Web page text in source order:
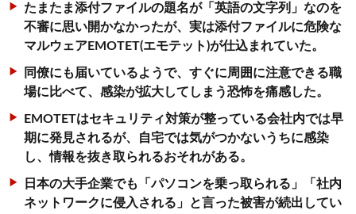
たまたま添付ファイルの題名が「英語の文字列」なのを
不審に思い開かなかったが、実は添付ファイルに危険な
マルウェアEMOTET(エモテット)が仕込まれていた。
同僚にも届いているようで、すぐに周囲に注意できる職
場に比べて、感染が拡大してしまう恐怖を痛感した。
EMOTETはセキュリティ対策が整っている会社内では早
期に発見されるが、自宅では気がつかないうちに感染
し、情報を抜き取られるおそれがある。
日本の大手企業でも「パソコンを乗っ取られる」「社内
ネットワークに侵入される」と言った被害が続出してい